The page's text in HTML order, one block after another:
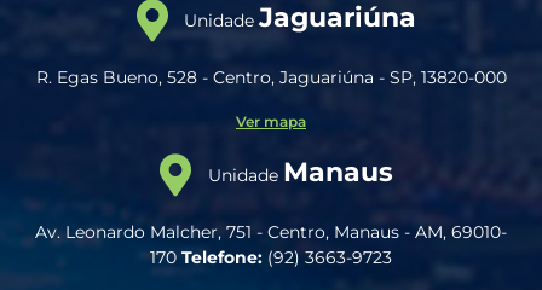
Unidade Jaguariúna
R. Egas Bueno, 528 - Centro, Jaguariúna - SP, 13820-000
Ver mapa
Unidade Manaus
Av. Leonardo Malcher, 751 - Centro, Manaus - AM, 69010-
170 Telefone: (92) 3663-9723